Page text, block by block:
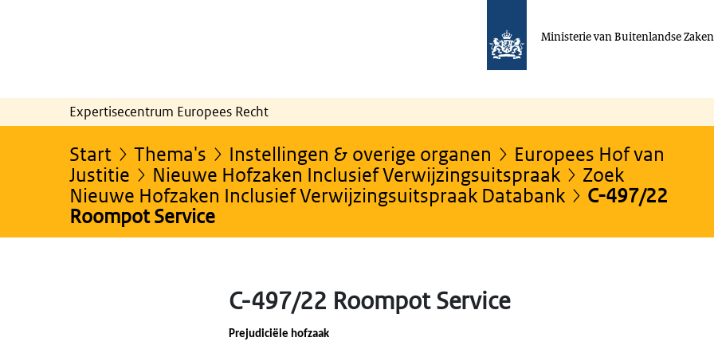
Ministerie van Buitenlandse Zaken
Expertisecentrum Europees Recht
Start Thema's Instellingen & overige organen
Europees Hof van
Justitie
Nieuwe Hofzaken Inclusief Verwijzingsuitspraak
Zoek
Nieuwe Hofzaken Inclusief Verwijzingsuitspraak Databank
C-497/22
Roompot Service
C-497/22 Roompot Service
Prejudiciële hofzaak